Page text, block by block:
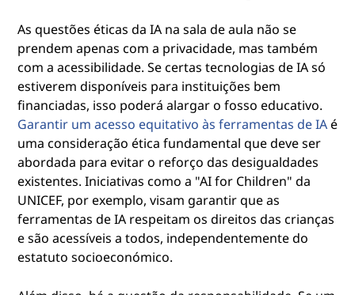
As questões éticas da IA na sala de aula não se
prendem apenas com a privacidade, mas também
com a acessibilidade. Se certas tecnologias de IA só
estiverem disponíveis para instituições bem
financiadas, isso poderá alargar o fosso educativo.
Garantir um acesso equitativo às ferramentas de IAé
uma consideração ética fundamental que deve ser
abordada para evitar o reforço das desigualdades
existentes. Iniciativas como a "AI for Children" da
UNICEF, por exemplo, visam garantir que as
ferramentas de IA respeitam os direitos das crianças
e são acessíveis a todos, independentemente do
estatuto socioeconómico.